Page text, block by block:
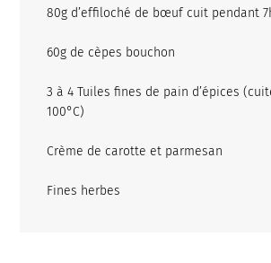
80g d’effiloché de bœuf cuit pendant
60g de cèpes bouchon
3 à 4 Tuiles fines de pain d’épices
100°C)
Crème de carotte et parmesan
Fines herbes